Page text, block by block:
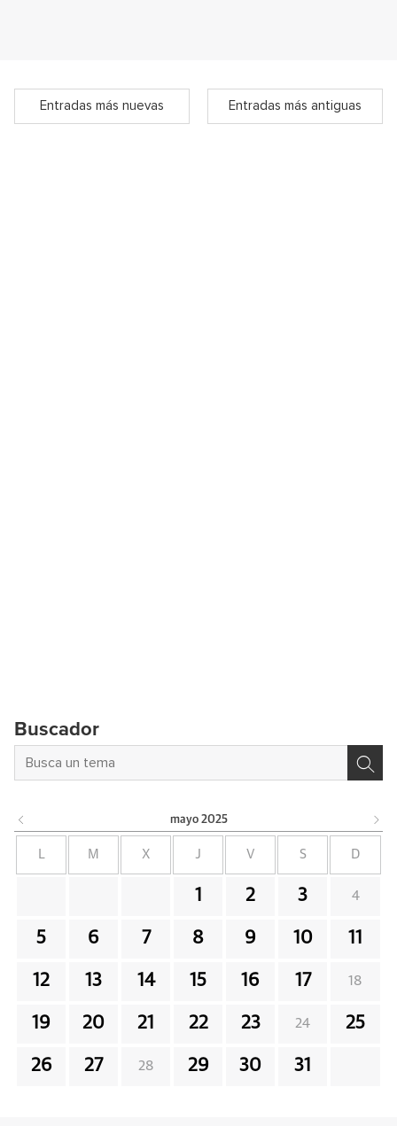
Entradas más nuevas Entradas más antiguas
Buscador
mayo 2025
M X J V S D
1 2 3 4
5 6 7 8 9 10 11
12 13 14 15 16 17 18
19 20 21 22 23 24 25
26 27 28 29 30 31